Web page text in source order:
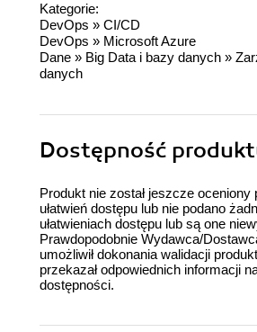
Kategorie:
DevOps » CI/CD
DevOps » Microsoft Azure
Dane » Big Data i bazy danych »
danych
Dostępność
Produkt nie został jeszcze oceniony
ułatwień dostępu lub nie podano
ułatwieniach dostępu lub są one
Prawdopodobnie Wydawca/
umożliwił dokonania walidacji
przekazał odpowiednich informacji
dostępności.